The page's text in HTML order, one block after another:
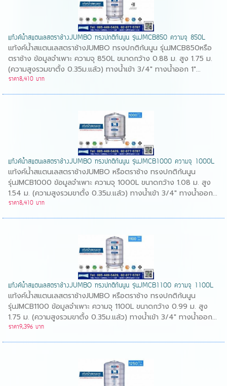
แท้งค์น้ำสแตนเลสตราช้างJUMBO ทรงปกติก้นนูน รุ่นJMCB850 ความจุ 850L
แท้งค์น้ำสแตนเลสตราช้างJUMBO ทรงปกติก้นนูน รุ่นJMCB850หรือ
ตราช้าง ข้อมูลจำเพาะ ความจุ 850L ขนาดกว้าง 0.88 ม. สูง 1.75 ม.
(ความสูงรวมขาตั้ง 0.35ม.แล้ว) ทางน้ำเข้า 3/4" ทางน้ำออก 1"...
ราคา8,410 บาท
แท้งค์น้ำสแตนเลสตราช้างJUMBO ทรงปกติก้นนูน รุ่นJMCB1000 ความจุ 1000L
แท้งค์น้ำสแตนเลสตราช้างJUMBO หรือตราช้าง ทรงปกติก้นนูน
รุ่นJMCB1000 ข้อมูลจำเพาะ ความจุ 1000L ขนาดกว้าง 1.08 ม. สูง
1.54 ม. (ความสูงรวมขาตั้ง 0.35ม.แล้ว) ทางน้ำเข้า 3/4" ทางน้ำออก...
ราคา8,410 บาท
แท้งค์น้ำสแตนเลสตราช้างJUMBO ทรงปกติก้นนูน รุ่นJMCB1100 ความจุ 1100L
แท้งค์น้ำสแตนเลสตราช้างJUMBO หรือตราช้าง ทรงปกติก้นนูน
รุ่นJMCB1100 ข้อมูลจำเพาะ ความจุ 1100L ขนาดกว้าง 0.99 ม. สูง
1.75 ม. (ความสูงรวมขาตั้ง 0.35ม.แล้ว) ทางน้ำเข้า 3/4" ทางน้ำออก...
ราคา9,396 บาท